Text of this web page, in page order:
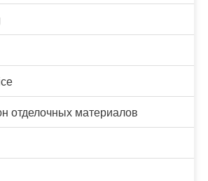
отделочных материалов